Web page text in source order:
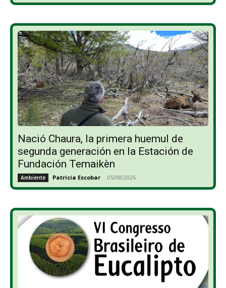
Nació Chaura, la primera huemul de
segunda generación en la Estación de
Fundación Temaikèn
Ambiente Patricia Escobar - 05/08/2026